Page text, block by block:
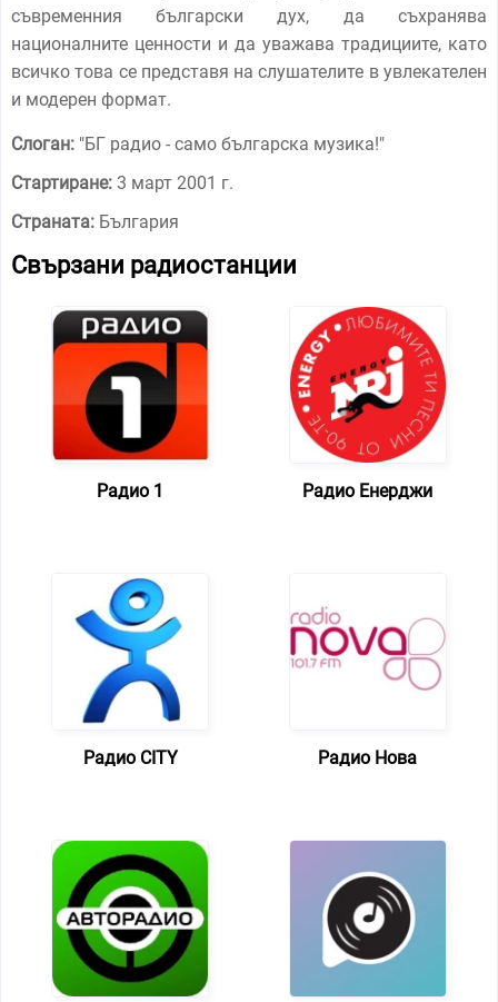
съвременния български дух, да съхранява
националните ценности и да уважава традициите, като
всичко това се представя на слушателите в увлекателен
и модерен формат.
Слоган: "БГ радио - само българска музика!"
Стартиране: 3 март 2001 г.
Страната: България
Свързани радиостанции
Радио 1 Радио Енерджи
Радио CITY Радио Нова